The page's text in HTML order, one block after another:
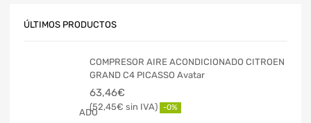
ÚLTIMOS PRODUCTOS
COMPRESOR AIRE ACONDICIONADO CITROEN
GRAND C4 PICASSO Avatar
63,46€
52,45€ -0%